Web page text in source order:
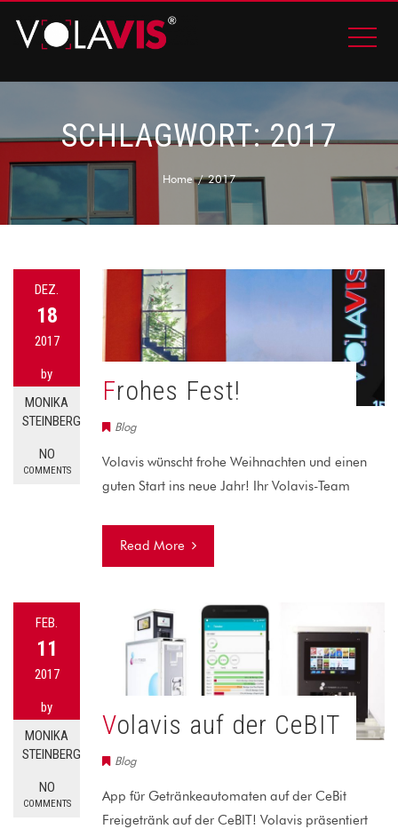
SCHLAGWORT:2017
Home 2017
DEZ.
18
2017
by
MONIKA
STEINBERG
NO
COMMENTS
Frohes Fest!
Blog
Volavis wünscht frohe Weihnachten und einen
guten Start ins neue Jahr! Ihr Volavis-Team
Read More
FEB.
11
2017
by
MONIKA
STEINBERG
NO
COMMENTS
Volavis auf der CeBIT
Blog
App für Getränkeautomaten auf der CeBit
Freigetränk auf der CeBIT! Volavis präsentiert